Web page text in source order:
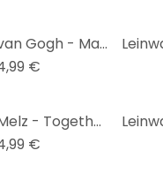
Leinwandbild van Gogh - Mandelblüte
€
Leinwandbild Melz - Together
€